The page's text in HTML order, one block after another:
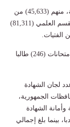
ويبلغ عدد طلاب القسم الأدبي (82,366) طالبا وطالبة، منهم (45,633) من
البنين و(36,733) من الفتيات، فيما يبلغ عدد طلاب القسم العلمي (81,311)
كما يبلغ إجمالي عدد طلاب ذوي الهمم المتقدمين للامتحانات (246) طالبا
لجان الشهادة
محافظات الجمهورية،
وأمانة الشهادة
ومساعدين وأعضاء (22,660) منتدبا، بينما بلغ إجمالي